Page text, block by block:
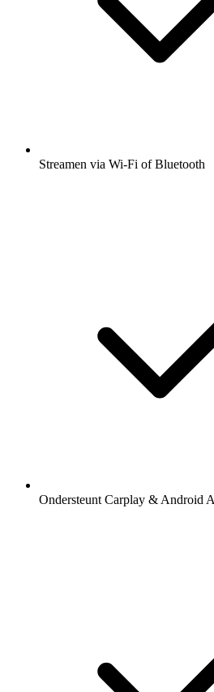
Streamen via Wi-Fi of Bluetooth
Ondersteunt Carplay & Android